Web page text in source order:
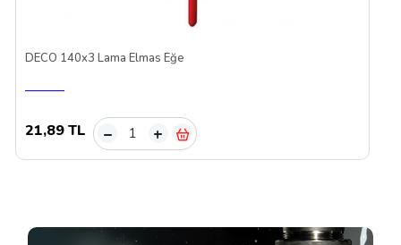
DECO 140x3 Lama Elmas Eğe
21,89 TL – +